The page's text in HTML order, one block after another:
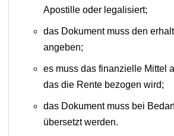
Apostille oder legalisiert;
das Dokument muss den
angeben;
es muss das finanzielle Mittel
das die Rente bezogen wird;
das Dokument muss bei
übersetzt werden.